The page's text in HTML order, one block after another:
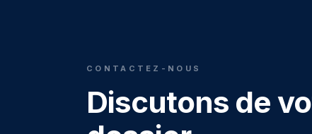
CONTACTEZ-NOUS
Discutons de